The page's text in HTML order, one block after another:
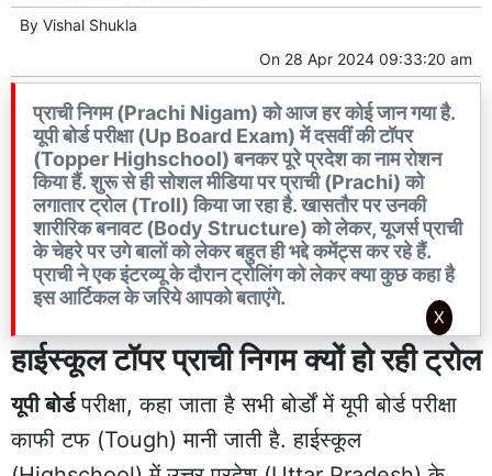
By Vishal Shukla
On 28 Apr 2024 09:33:20 am
प्राची निगम (Prachi Nigam) को आज हर कोई जान गया है.
यूपी बोर्ड परीक्षा (Up Board Exam) में दसवीं की टॉपर
(Topper Highschool) बनकर पूरे प्रदेश का नाम रोशन
किया हैं. शुरू से ही सोशल मीडिया पर प्राची (Prachi) को
लगातार ट्रोल (Troll) किया जा रहा है. खासतौर पर उनकी
शारीरिक बनावट (Body Structure) को लेकर, यूजर्स प्राची
के चेहरे पर उगे बालों को लेकर बहुत ही भद्दे कमेंट्स कर रहे हैं.
प्राची ने एक इंटरव्यू के दौरान ट्रोलिंग को लेकर क्या कुछ कहा है
इस आर्टिकल के जरिये आपको बताएंगे.
हाईस्कूल टॉपर प्राची निगम क्यों हो रही ट्रोल
यूपी बोर्डपरीक्षा, कहा जाता है सभी बोर्डों में यूपी बोर्ड परीक्षा
काफी टफ (Tough) मानी जाती है. हाईस्कूल
X